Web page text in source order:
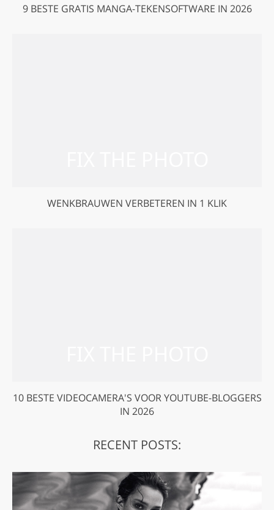
9 BESTE GRATIS MANGA-TEKENSOFTWARE IN 2026
WENKBRAUWEN VERBETEREN IN 1 KLIK
10 BESTE VIDEOCAMERA'S VOOR YOUTUBE-BLOGGERS
IN 2026
RECENT POSTS: